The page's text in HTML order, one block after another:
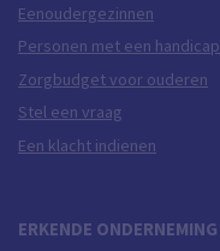
Eenoudergezinnen
Personen met een handicap
Zorgbudget voor ouderen
Stel een vraag
Een klacht indienen
ERKENDE ONDERNEMING